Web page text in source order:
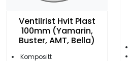
Ventilrist Hvit Plast
100mm (Yamarin,
Buster, AMT, Bella)
Kompositt